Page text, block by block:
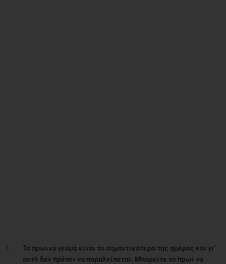
Το πρωινό γεύμα είναι το σημαντικότερο της ημέρας και γι’
αυτό δεν πρέπει να παραλείπεται. Μπορείτε το πρωί να